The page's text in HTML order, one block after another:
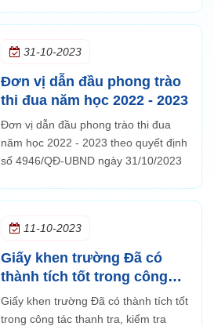
31-10-2023
Đơn vị dẫn đầu phong trào
thi đua năm học 2022 - 2023
Đơn vị dẫn đầu phong trào thi đua
năm học 2022 - 2023 theo quyết định
số 4946/QĐ-UBND ngày 31/10/2023
11-10-2023
Giấy khen trường Đã có
thành tích tốt trong công
tác thanh tra, kiểm tra năm
học 2022-2023
Giấy khen trường Đã có thành tích tốt
trong công tác thanh tra, kiểm tra